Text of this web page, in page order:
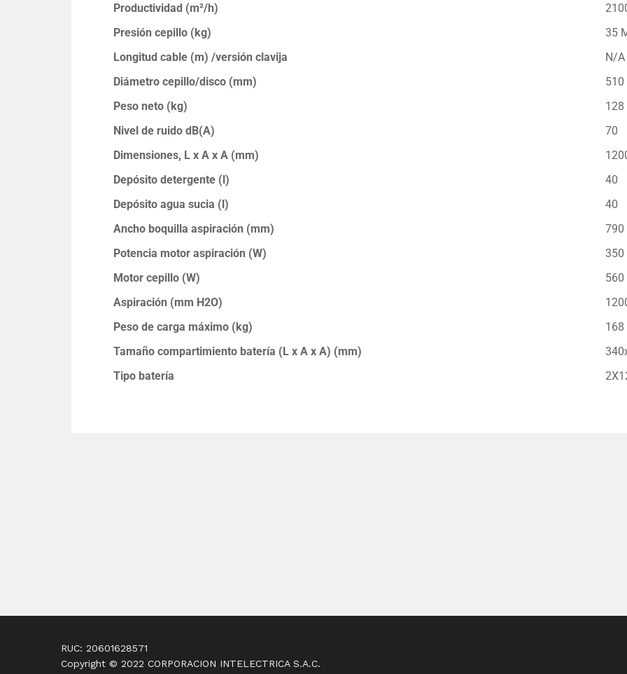
Productividad (m²/h)
Presión cepillo (kg)
35
Longitud cable (m) /versión clavija
N/A
Diámetro cepillo/disco (mm)
510
Peso neto (kg)
128
Nivel de ruido dB(A)
70
Dimensiones, L x A x A (mm)
Depósito detergente (l)
40
Depósito agua sucia (l)
40
Ancho boquilla aspiración (mm)
790
Potencia motor aspiración (W)
350
Motor cepillo (W)
560
Aspiración (mm H2O)
Peso de carga máximo (kg)
168
Tamaño compartimiento batería (L x A x A) (mm)
Tipo batería
RUC: 20601628571
Copyright © 2022 CORPORACION INTELECTRICA S.A.C.